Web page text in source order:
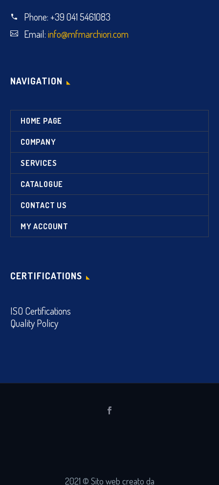
Phone:+39 041 5461083
Email:info@mfmarchiori.com
NAVIGATION
HOME PAGE
COMPANY
SERVICES
CATALOGUE
CONTACT US
MY ACCOUNT
CERTIFICATIONS
ISO Certifications
Quality Policy
2021 © Sito web creato da